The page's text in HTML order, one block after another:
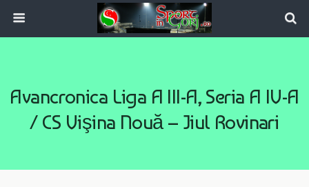
Avancronica Liga A III-A, Seria A IV-A
/ CS Vişina Nouă – Jiul Rovinari